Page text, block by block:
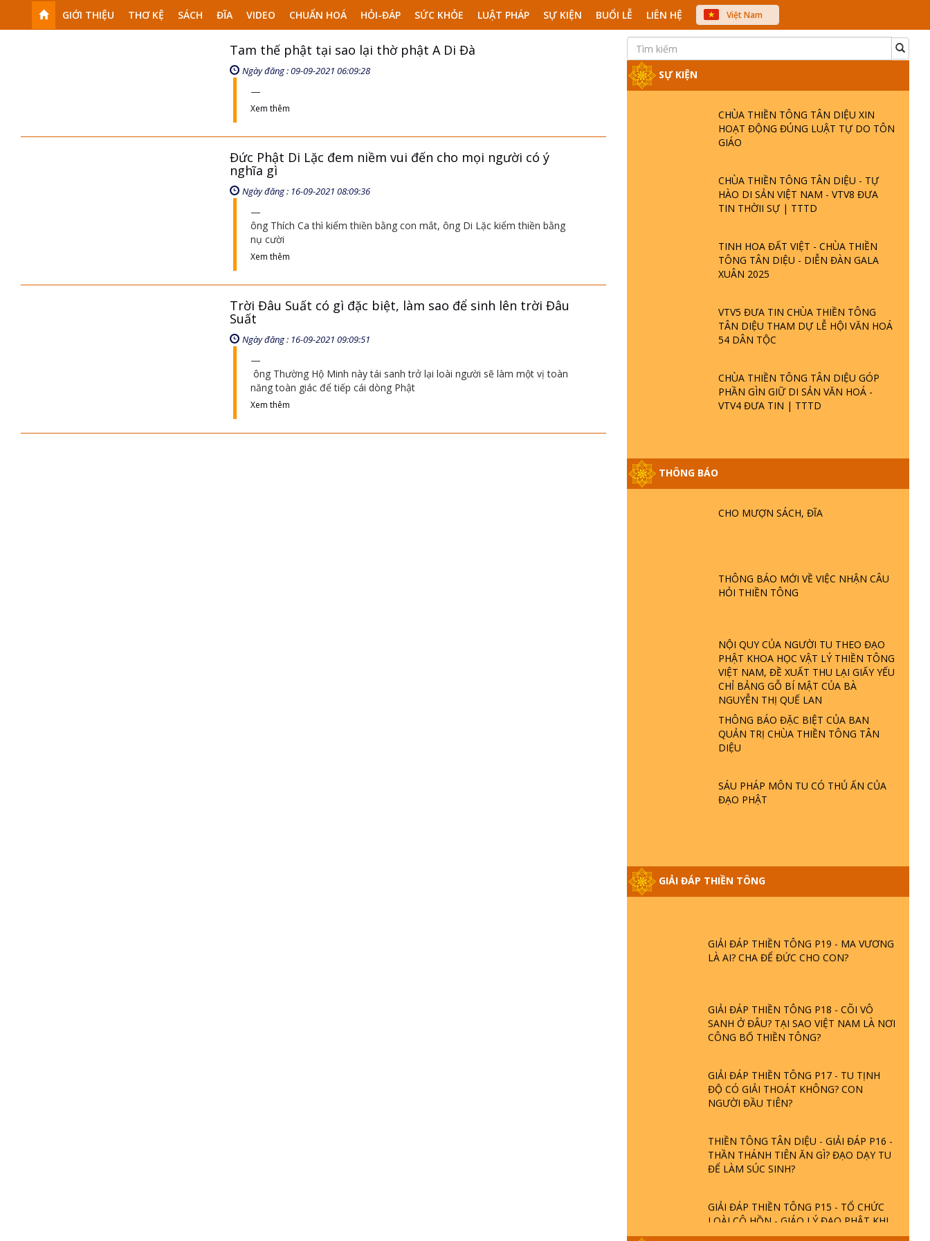
GIỚI THIỆU THƠ KỆ SÁCH ĐĨA VIDEO CHUẨN HOÁ HỎI-ĐÁP SỨC KHỎE LUẬT PHÁP SỰ KIỆN BUỔI LỄ LIÊN HỆ
Việt Nam
中文
Tam thế phật tại sao lại thờ phật A Di Đà
Ngày đăng : 09-09-2021 06:09:28
Xem thêm
Đức Phật Di Lặc đem niềm vui đến cho mọi người có ý
nghĩa gì
Ngày đăng : 16-09-2021 08:09:36
ông Thích Ca thì kiểm thiền bằng con mắt, ông Di Lặc kiểm thiền bằng
nụ cười
Xem thêm
Trời Đâu Suất có gì đặc biệt, làm sao để sinh lên trời Đâu
Suất
Ngày đăng : 16-09-2021 09:09:51
ông Thường Hộ Minh này tái sanh trở lại loài người sẽ làm một vị toàn
năng toàn giác để tiếp cái dòng Phật
Xem thêm
SỰ KIỆN
CHÙA THIỀN TÔNG TÂN DIỆU XIN
HOẠT ĐỘNG ĐÚNG LUẬT TỰ DO TÔN
GIÁO
CHÙA THIỀN TÔNG TÂN DIỆU - TỰ
HÀO DI SẢN VIỆT NAM - VTV8 ĐƯA
TIN THỜII SỰ | TTTD
TINH HOA ĐẤT VIỆT - CHÙA THIỀN
TÔNG TÂN DIỆU - DIỄN ĐÀN GALA
XUÂN 2025
VTV5 ĐƯA TIN CHÙA THIỀN TÔNG
TÂN DIỆU THAM DỰ LỄ HỘI VĂN HOÁ
54 DÂN TỘC
CHÙA THIỀN TÔNG TÂN DIỆU GÓP
PHẦN GÌN GIỮ DI SẢN VĂN HOÁ -
VTV4 ĐƯA TIN | TTTD
THÔNG BÁO
CHO MƯỢN SÁCH, ĐĨA
THÔNG BÁO MỚI VỀ VIỆC NHẬN CÂU
HỎI THIỀN TÔNG
NỘI QUY CỦA NGƯỜI TU THEO ĐẠO
PHẬT KHOA HỌC VẬT LÝ THIỀN TÔNG
VIỆT NAM, ĐỀ XUẤT THU LẠI GIẤY YẾU
CHỈ BẢNG GỖ BÍ MẬT CỦA BÀ
NGUYỄN THỊ QUẾ LAN
THÔNG BÁO ĐẶC BIỆT CỦA BAN
QUẢN TRỊ CHÙA THIỀN TÔNG TÂN
DIỆU
SÁU PHÁP MÔN TU CÓ THỦ ẤN CỦA
ĐẠO PHẬT
GIẢI ĐÁP THIỀN TÔNG
GIẢI ĐÁP ĐẶC BIỆT P25 - SUỐT 49 NĂM
PHẬT KHÔNG NÓI? HỘI LONG HOA LÀ
TTTD
GIẢI ĐÁP THIỀN TÔNG ĐẶC BIỆT P22 -
TẠI SAO TRÁI ĐẤT NHIỀU THIÊN TAI - LŨ
LỤT - HỎA HOẠN | TTTD
GIẢI ĐÁP THIỀN TÔNG ĐẶC BIỆT P21 -
TẠI SAO ĐỨC PHẬT BƯỚC ĐI 7 BƯỚC
GIẢI ĐÁP VỀ LỄ TIỄN THIỀN TÔNG SƯ
GIẢI ĐÁP THIỀN TÔNG ĐẶC BIỆT PHẦN
20 - BÁC NGUYỄN NHÂN LÀ AI? PHIỀN
NÃO DO ĐÂU MÀ CÓ?
GIẢI ĐÁP THIỀN TÔNG P19 - MA VƯƠNG
LÀ AI? CHA ĐỂ ĐỨC CHO CON?
GIẢI ĐÁP THIỀN TÔNG P18 - CÕI VÔ
SANH Ở ĐÂU? TẠI SAO VIỆT NAM LÀ NƠI
CÔNG BỐ THIỀN TÔNG?
GIẢI ĐÁP THIỀN TÔNG P17 - TU TỊNH
ĐỘ CÓ GIẢI THOÁT KHÔNG? CON
NGƯỜI ĐẦU TIÊN?
THIỀN TÔNG TÂN DIỆU - GIẢI ĐÁP P16 -
THẦN THÁNH TIÊN ĂN GÌ? ĐẠO DẠY TU
ĐỂ LÀM SÚC SINH?
GIẢI ĐÁP THIỀN TÔNG P15 - TỔ CHỨC
LOÀI CÔ HỒN - GIÁO LÝ ĐẠO PHẬT KHI
NÀO XUẤT BẢN